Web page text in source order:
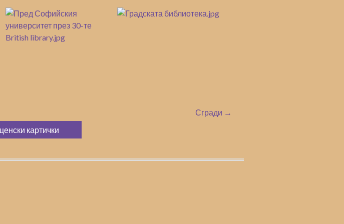
Сгради →
картички